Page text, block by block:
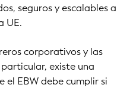
seguros y escalables a
UE.
corporativos y las
existe una
EBW debe cumplir si